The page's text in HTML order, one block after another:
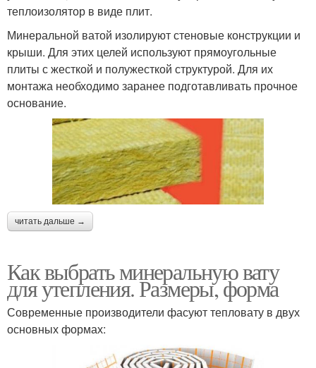
теплоизолятор в виде плит.
Минеральной ватой изолируют стеновые конструкции и
крыши. Для этих целей используют прямоугольные
плиты с жесткой и полужесткой структурой. Для их
монтажа необходимо заранее подготавливать прочное
основание.
читать дальше →
Как выбрать минеральную вату
для утепления. Размеры, форма
Современные производители фасуют тепловату в двух
основных формах: